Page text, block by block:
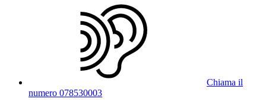
Chiama il
numero 078530003